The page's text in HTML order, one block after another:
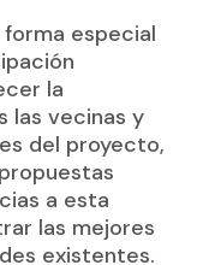
especial
la
las vecinas y
del proyecto,
a esta
las mejores
existentes.